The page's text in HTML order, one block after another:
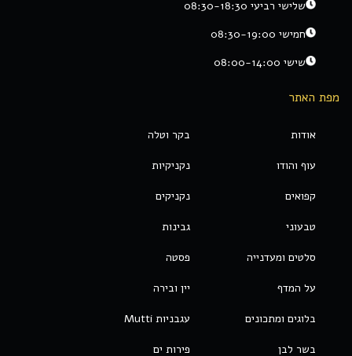
שלישי רביעי 08:30-18:30
חמישי 08:30-19:00
שישי 08:00-14:00
מפת האתר
אודות בקר וטלה
עוף והודו נקניקיות
קפואים נקניקים
טבעוני גבינות
סלטים ומעדנייה פסטה
על המדף יין ובירה
בלוגים ומתכונים עגבניות Mutti
בשר לבן פירות ים